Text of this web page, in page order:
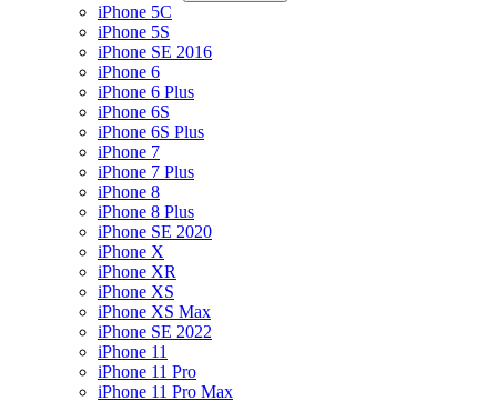
iPhone 5C
iPhone 5S
iPhone SE 2016
iPhone 6
iPhone 6 Plus
iPhone 6S
iPhone 6S Plus
iPhone 7
iPhone 7 Plus
iPhone 8
iPhone 8 Plus
iPhone SE 2020
iPhone X
iPhone XR
iPhone XS
iPhone XS Max
iPhone SE 2022
iPhone 11
iPhone 11 Pro
iPhone 11 Pro Max